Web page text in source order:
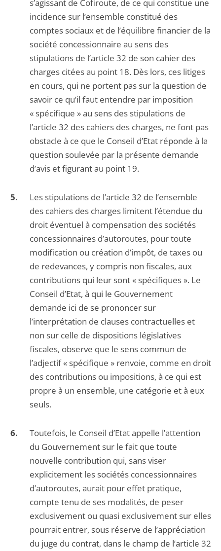
s’agissant de Cofiroute, de ce qui constitue une
incidence sur l’ensemble constitué des
comptes sociaux et de l’équilibre financier de la
société concessionnaire au sens des
stipulations de l’article 32 de son cahier des
charges citées au point 18. Dès lors, ces litiges
en cours, qui ne portent pas sur la question de
savoir ce qu’il faut entendre par imposition
« spécifique » au sens des stipulations de
l’article 32 des cahiers des charges, ne font pas
obstacle à ce que le Conseil d’Etat réponde à la
question soulevée par la présente demande
d’avis et figurant au point 19.
Les stipulations de l’article 32 de l’ensemble
des cahiers des charges limitent l’étendue du
droit éventuel à compensation des sociétés
concessionnaires d’autoroutes, pour toute
modification ou création d’impôt, de taxes ou
de redevances, y compris non fiscales, aux
contributions qui leur sont « spécifiques ». Le
Conseil d’Etat, à qui le Gouvernement
demande ici de se prononcer sur
l’interprétation de clauses contractuelles et
non sur celle de dispositions législatives
fiscales, observe que le sens commun de
l’adjectif « spécifique » renvoie, comme en droit
des contributions ou impositions, à ce qui est
propre à un ensemble, une catégorie et à eux
seuls.
Toutefois, le Conseil d’Etat appelle l’attention
du Gouvernement sur le fait que toute
nouvelle contribution qui, sans viser
explicitement les sociétés concessionnaires
d’autoroutes, aurait pour effet pratique,
compte tenu de ses modalités, de peser
exclusivement ou quasi exclusivement sur elles
pourrait entrer, sous réserve de l’appréciation
du juge du contrat, dans le champ de l’article 32